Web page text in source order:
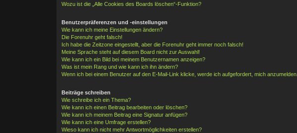
Wozu ist die „Alle Cookies des Boards löschen“-Funktion?
Benutzerpräferenzen und -einstellungen
Wie kann ich meine Einstellungen ändern?
Die Forenuhr geht falsch!
Ich habe die Zeitzone eingestellt, aber die Forenuhr geht immer noch falsch!
Meine Sprache steht auf diesem Board nicht zur Auswahl!
Wie kann ich ein Bild bei meinem Benutzernamen anzeigen?
Was ist mein Rang und wie kann ich ihn ändern?
Wenn ich bei einem Benutzer auf den E-Mail-Link klicke, werde ich aufgefordert, mich anzumelden.
Beiträge schreiben
Wie schreibe ich ein Thema?
Wie kann ich einen Beitrag bearbeiten oder löschen?
Wie kann ich meinem Beitrag eine Signatur anfügen?
Wie kann ich eine Umfrage erstellen?
Wieso kann ich nicht mehr Antwortmöglichkeiten erstellen?